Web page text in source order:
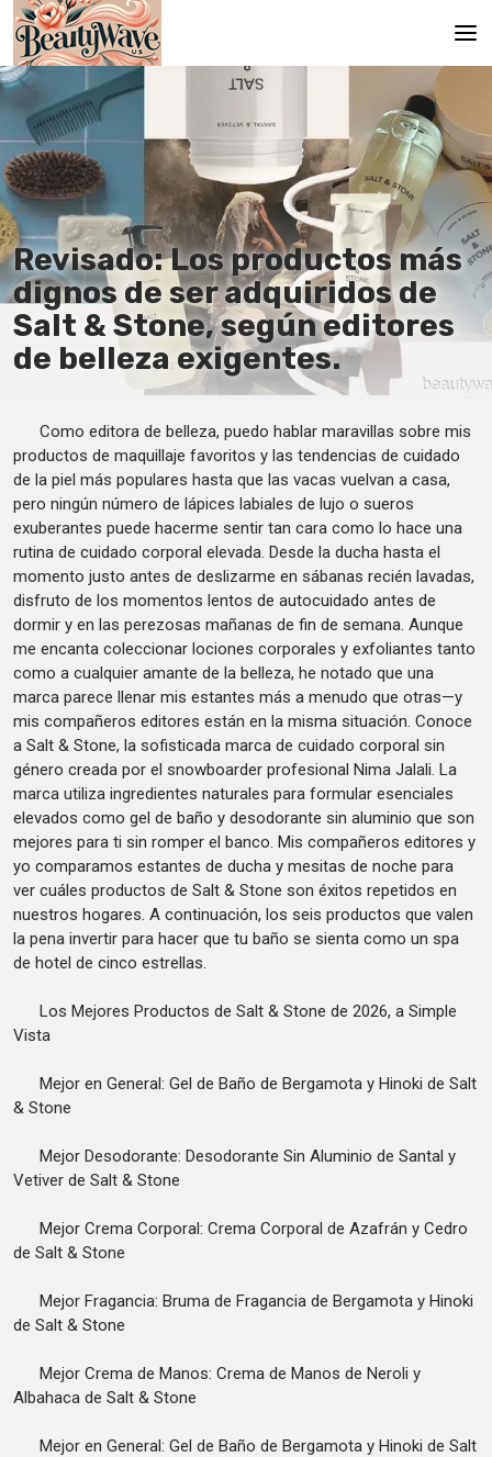
Principal
En
Es
Ru
It
De
Revisado: Los productos más
dignos de ser adquiridos de
Salt & Stone, según editores
de belleza exigentes.
Como editora de belleza, puedo hablar maravillas sobre mis
productos de maquillaje favoritos y las tendencias de cuidado
de la piel más populares hasta que las vacas vuelvan a casa,
pero ningún número de lápices labiales de lujo o sueros
exuberantes puede hacerme sentir tan cara como lo hace una
rutina de cuidado corporal elevada. Desde la ducha hasta el
momento justo antes de deslizarme en sábanas recién lavadas,
disfruto de los momentos lentos de autocuidado antes de
dormir y en las perezosas mañanas de fin de semana. Aunque
me encanta coleccionar lociones corporales y exfoliantes tanto
como a cualquier amante de la belleza, he notado que una
marca parece llenar mis estantes más a menudo que otras—y
mis compañeros editores están en la misma situación. Conoce
a Salt & Stone, la sofisticada marca de cuidado corporal sin
género creada por el snowboarder profesional Nima Jalali. La
marca utiliza ingredientes naturales para formular esenciales
elevados como gel de baño y desodorante sin aluminio que son
mejores para ti sin romper el banco. Mis compañeros editores y
yo comparamos estantes de ducha y mesitas de noche para
ver cuáles productos de Salt & Stone son éxitos repetidos en
nuestros hogares. A continuación, los seis productos que valen
la pena invertir para hacer que tu baño se sienta como un spa
de hotel de cinco estrellas.
Los Mejores Productos de Salt & Stone de 2026, a Simple
Vista
Mejor en General: Gel de Baño de Bergamota y Hinoki de Salt
& Stone
Mejor Desodorante: Desodorante Sin Aluminio de Santal y
Vetiver de Salt & Stone
Mejor Crema Corporal: Crema Corporal de Azafrán y Cedro
de Salt & Stone
Mejor Fragancia: Bruma de Fragancia de Bergamota y Hinoki
de Salt & Stone
Mejor Crema de Manos: Crema de Manos de Neroli y
Albahaca de Salt & Stone
Mejor en General: Gel de Baño de Bergamota y Hinoki de Salt